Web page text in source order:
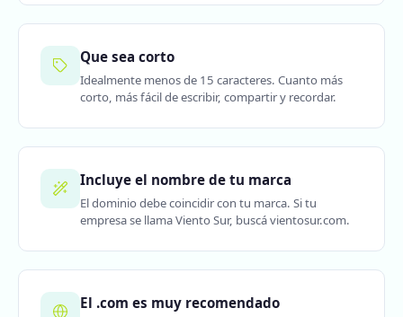
Que sea corto
Idealmente menos de 15 caracteres. Cuanto más
corto, más fácil de escribir, compartir y recordar.
Incluye el nombre de tu marca
El dominio debe coincidir con tu marca. Si tu
empresa se llama Viento Sur, buscá vientosur.com.
El .com es muy recomendado